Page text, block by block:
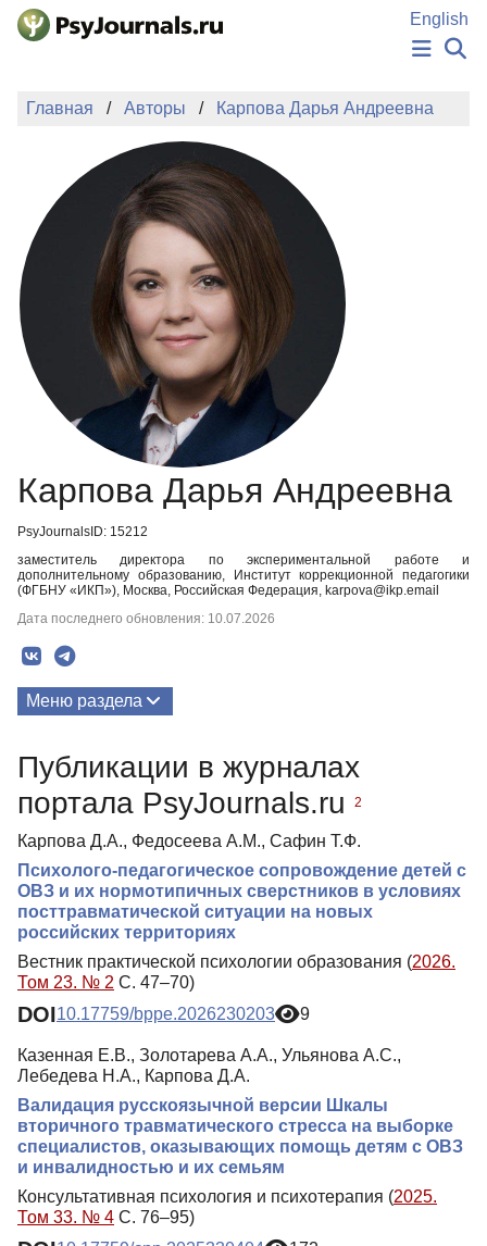
Перейти к основному содержанию
English
НОВОСТИ
АВТОРЫ
ПОДАТЬ РУКОПИСЬ
БАЗА ЗНАНИЙ
КЛЮЧЕВЫЕ СЛОВА
Регистрация
Главная Авторы Карпова Дарья Андреевна
Карпова Дарья Андреевна
PsyJournalsID: 15212
заместитель директора по экспериментальной работе и
дополнительному образованию, Институт коррекционной педагогики
(ФГБНУ «ИКП»), Москва, Российская Федерация, karpova@ikp.email
Дата последнего обновления: 10.07.2026
Меню раздела
Публикации в журналах
портала PsyJournals.ru
2
Карпова Д.А., Федосеева А.М., Сафин Т.Ф.
Психолого-педагогическое сопровождение детей с
ОВЗ и их нормотипичных сверстников в условиях
посттравматической ситуации на новых
российских территориях
Вестник практической психологии образования (2026.
Том 23. № 2 С. 47–70)
DOI10.17759/bppe.2026230203 9
Казенная Е.В., Золотарева А.А., Ульянова А.С.,
Лебедева Н.А., Карпова Д.А.
Валидация русскоязычной версии Шкалы
вторичного травматического стресса на выборке
специалистов, оказывающих помощь детям с ОВЗ
и инвалидностью и их семьям
Консультативная психология и психотерапия (2025.
Том 33. № 4 С. 76–95)